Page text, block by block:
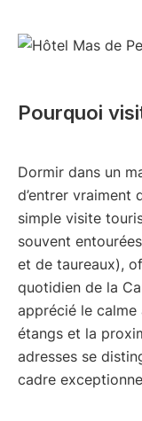
Pourquoi
Dormir dans un
d’entrer vraiment
simple visite
souvent
et de taureaux),
quotidien de la
apprécié le calme
étangs et la
adresses se
cadre